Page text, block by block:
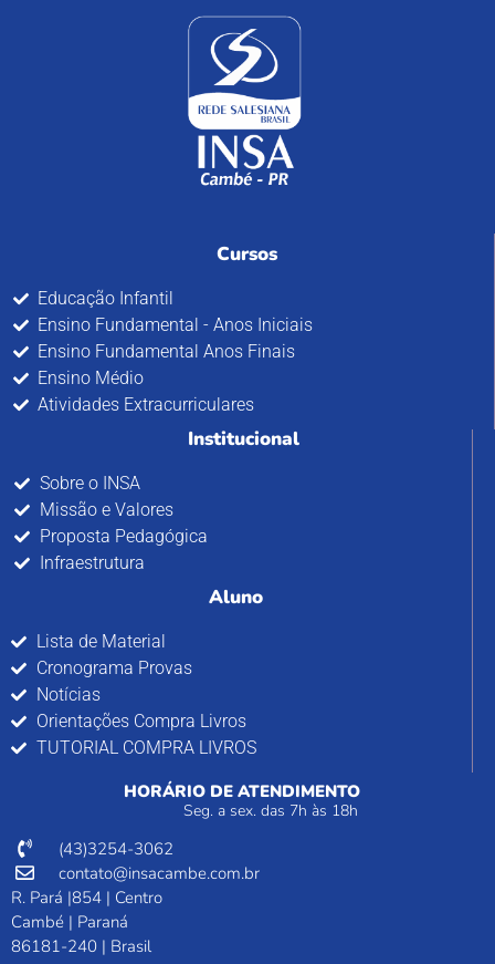
Cursos
Educação Infantil
Ensino Fundamental - Anos Iniciais
Ensino Fundamental Anos Finais
Ensino Médio
Atividades Extracurriculares
Institucional
Sobre o INSA
Missão e Valores
Proposta Pedagógica
Infraestrutura
Aluno
Lista de Material
Cronograma Provas
Notícias
Orientações Compra Livros
TUTORIAL COMPRA LIVROS
HORÁRIO DE ATENDIMENTO
Seg. a sex. das 7h às 18h
(43)3254-3062
contato@insacambe.com.br
R. Pará |854 | Centro
Cambé | Paraná
86181-240 | Brasil